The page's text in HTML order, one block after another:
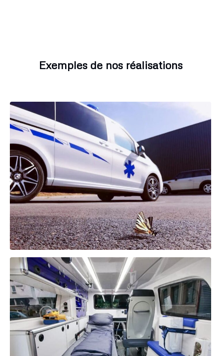
Exemples de nos réalisations